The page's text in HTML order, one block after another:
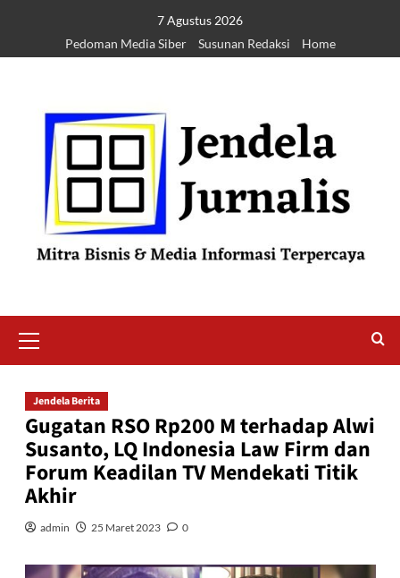
7 Agustus 2026
Pedoman Media Siber
Susunan Redaksi Home
Jendela Berita
Gugatan RSO Rp200 M terhadap Alwi
Susanto, LQ Indonesia Law Firm dan
Forum Keadilan TV Mendekati Titik
Akhir
admin 25 Maret 2023 0